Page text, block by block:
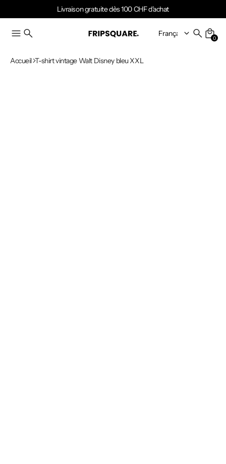
Livraison gratuite dès 100 CHF d'achat
0
Accueil T-shirt vintage Walt Disney bleu XXL